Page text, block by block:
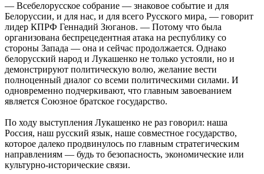
— Всебелорусское собрание — знаковое событие и для
Белоруссии, и для нас, и для всего Русского мира, — говорит
лидер КПРФ Геннадий Зюганов. — Потому что была
организована беспрецедентная атака на республику со
стороны Запада — она и сейчас продолжается. Однако
белорусский народ и Лукашенко не только устояли, но и
демонстрируют политическую волю, желание вести
полноценный диалог со всеми политическими силами. И
одновременно подчеркивают, что главным завоеванием
является Союзное братское государство.
По ходу выступления Лукашенко не раз говорил: наша
Россия, наш русский язык, наше совместное государство,
которое далеко продвинулось по главным стратегическим
направлениям — будь то безопасность, экономические или
культурно-исторические связи.